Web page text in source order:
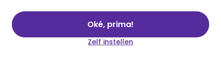
Oké, prima!
Zelf instellen